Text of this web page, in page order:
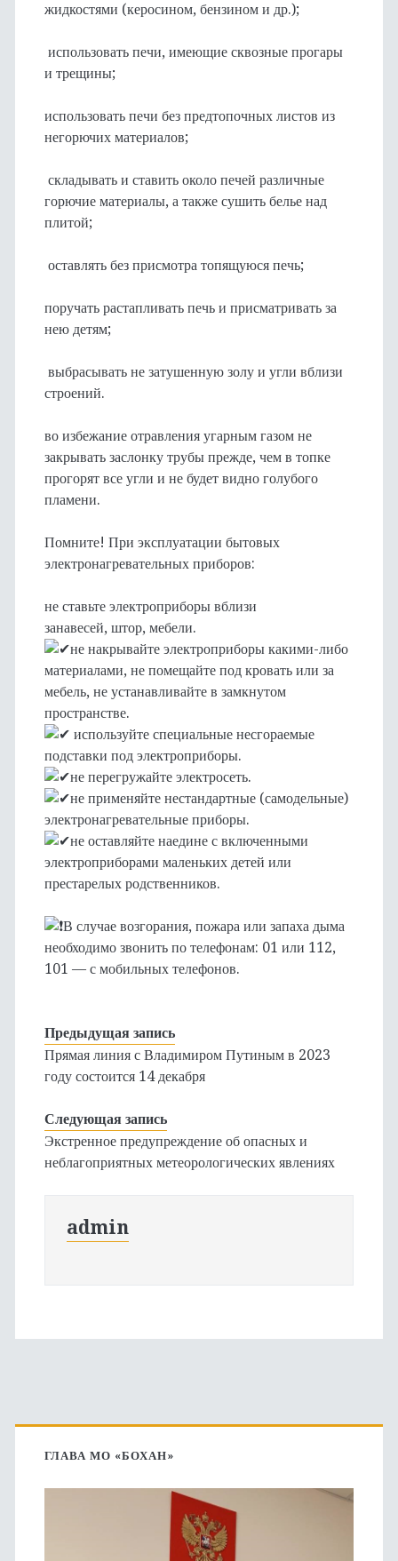
жидкостями (керосином, бензином и др.);
использовать печи, имеющие сквозные прогары
и трещины;
использовать печи без предтопочных листов из
негорючих материалов;
складывать и ставить около печей различные
горючие материалы, а также сушить белье над
плитой;
оставлять без присмотра топящуюся печь;
поручать растапливать печь и присматривать за
нею детям;
выбрасывать не затушенную золу и угли вблизи
строений.
во избежание отравления угарным газом не
закрывать заслонку трубы прежде, чем в топке
прогорят все угли и не будет видно голубого
пламени.
Помните! При эксплуатации бытовых
электронагревательных приборов:
не ставьте электроприборы вблизи
занавесей, штор, мебели.
не накрывайте электроприборы какими-либо
материалами, не помещайте под кровать или за
мебель, не устанавливайте в замкнутом
пространстве.
используйте специальные несгораемые
подставки под электроприборы.
не перегружайте электросеть.
не применяйте нестандартные (самодельные)
электронагревательные приборы.
не оставляйте наедине с включенными
электроприборами маленьких детей или
престарелых родственников.
В случае возгорания, пожара или запаха дыма
необходимо звонить по телефонам: 01 или 112,
101 — с мобильных телефонов.
Предыдущая запись
Прямая линия с Владимиром Путиным в 2023
году состоится 14 декабря
Следующая запись
Экстренное предупреждение об опасных и
неблагоприятных метеорологических явлениях
admin
Основная
боковая
ГЛАВА МО «БОХАН»